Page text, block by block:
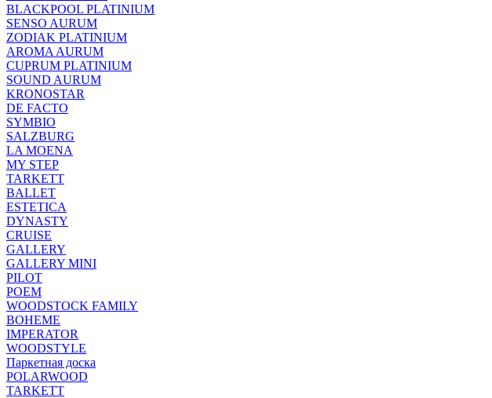
BLACKPOOL PLATINIUM
SENSO AURUM
ZODIAK PLATINIUM
AROMA AURUM
CUPRUM PLATINIUM
SOUND AURUM
KRONOSTAR
DE FACTO
SYMBIO
SALZBURG
LA MOENA
MY STEP
TARKETT
BALLET
ESTETICA
DYNASTY
CRUISE
GALLERY
GALLERY MINI
PILOT
POEM
WOODSTOCK FAMILY
BOHEME
IMPERATOR
WOODSTYLE
Паркетная доска
POLARWOOD
TARKETT